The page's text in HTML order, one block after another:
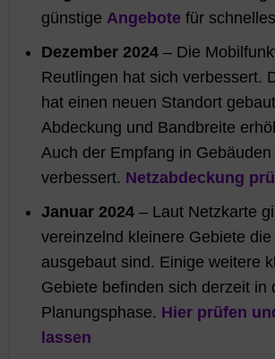
günstige Angebote für
Dezember 2024 – Die
Reutlingen hat sich verbessert.
hat einen neuen Standort
Abdeckung und Bandbreite
Auch der Empfang in Gebäuden
verbessert. Netzabdeckung
Januar 2024 – Laut Netzkarte
vereinzelnd kleinere Gebiete
ausgebaut sind. Einige weitere
Gebiete befinden sich derzeit in
Planungsphase. Hier prüfen
lassen